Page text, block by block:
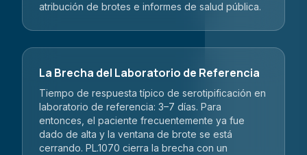
atribución de brotes e informes de salud pública.
La Brecha del Laboratorio de Referencia
Tiempo de respuesta típico de serotipificación en
laboratorio de referencia: 3–7 días. Para
entonces, el paciente frecuentemente ya fue
dado de alta y la ventana de brote se está
cerrando. PL.1070 cierra la brecha con un